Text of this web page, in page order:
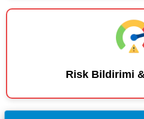
Risk Bildirimi &